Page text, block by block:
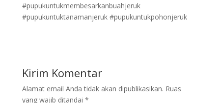
#pupukuntukmembesarkanbuahjeruk
#pupukuntuktanamanjeruk #pupukuntukpohonjeruk
Kirim Komentar
Alamat email Anda tidak akan dipublikasikan. Ruas
yang wajib ditandai *